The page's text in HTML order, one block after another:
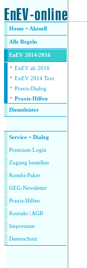
Home + Aktuell
Alle Regeln
EnEV 2014/2016
· EnEV ab 2016
· EnEV 2014 Text
· Praxis-Dialog
· Praxis-Hilfen
Dienstleister
Service + Dialog
Premium-Login
Zugang bestellen
Kombi-Paket
GEG-Newsletter
Praxis-Hilfen
Kontakt AGB
Impressum
Datenschutz